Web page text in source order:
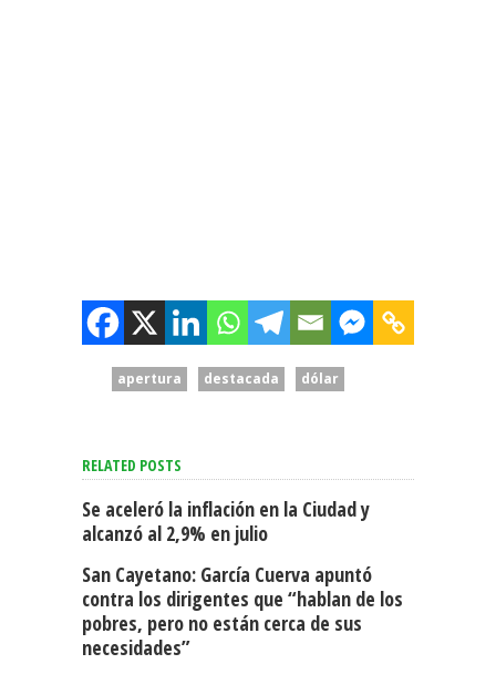
apertura destacada dólar
RELATED POSTS
Se aceleró la inflación en la Ciudad y
alcanzó al 2,9% en julio
San Cayetano: García Cuerva apuntó
contra los dirigentes que “hablan de los
pobres, pero no están cerca de sus
necesidades”